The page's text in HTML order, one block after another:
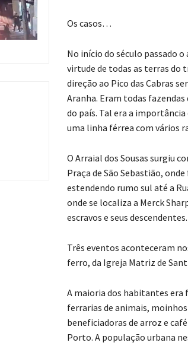
Os casos…
No início do século passado
virtude de todas as terras do
direção ao Pico das Cabras
Aranha. Eram todas
do país. Tal era a
uma linha férrea com vários
O Arraial dos Sousas surgiu
Praça de São Sebastião,
estendendo rumo sul até a
onde se localiza a Merck
escravos e seus descendentes.
Três eventos aconteceram
ferro, da Igreja Matriz de
A maioria dos habitantes era
ferrarias de animais,
beneficiadoras de arroz e
Porto. A população urbana